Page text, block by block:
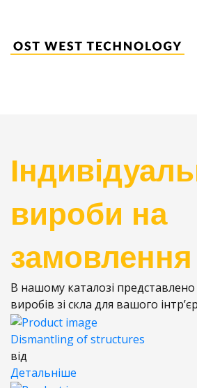
вироби на
замовлення
В нашому каталозі
виробів зі скла для вашого
Dismantling of structures
від
Детальніше